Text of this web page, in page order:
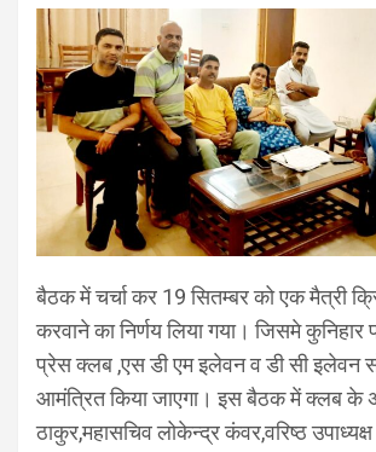
बैठक में चर्चा कर 19 सितम्बर को एक मैत्री
करवाने का निर्णय लिया गया। जिसमे
प्रेस क्लब ,एस डी एम इलेवन व डी सी इलेवन
आमंत्रित किया जाएगा। इस बैठक में क्लब के
ठाकुर,महासचिव लोकेन्द्र कंवर,वरिष्ठ